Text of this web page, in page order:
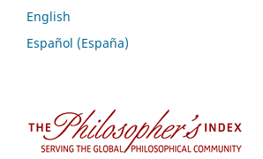
English
Español (España)